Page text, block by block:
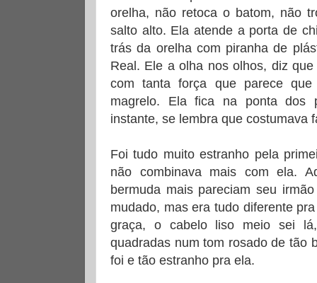
orelha, não retoca o batom, não
salto alto. Ela atende a porta de
trás da orelha com piranha de
Real. Ele a olha nos olhos, diz
com tanta força que parece
magrelo. Ela fica na ponta dos
instante, se lembra que costumava
Foi tudo muito estranho pela
não combinava mais com ela.
bermuda mais pareciam seu
mudado, mas era tudo diferente
graça, o cabelo liso meio sei
quadradas num tom rosado de tão
foi e tão estranho pra ela.